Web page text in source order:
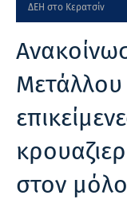
ΔΕΗ στο Κερατσίν
Μετάλλου
στον